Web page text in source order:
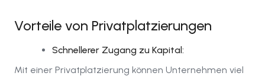
Vorteile von Privatplatzierungen
Schnellerer Zugang zu Kapital:
Mit einer Privatplatzierung können Unternehmen viel